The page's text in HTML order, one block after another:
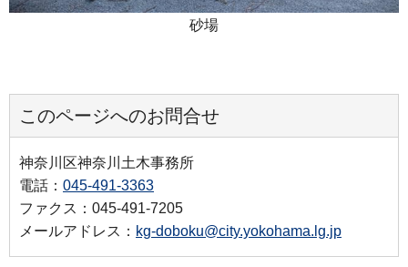
砂場
このページへのお問合せ
神奈川区神奈川土木事務所
電話： 045-491-3363
ファクス：045-491-7205
メールアドレス： kg-doboku@city.yokohama.lg.jp